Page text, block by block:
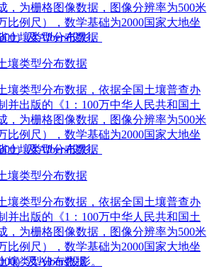
，为栅格图像数据，图像分辨率为500米
比例尺），数学基础为2000国家大地坐
）及Albers投影。
壤类型分布数据
壤类型分布数据，依据全国土壤普查办
并出版的《1：100万中华人民共和国土
，为栅格图像数据，图像分辨率为500米
比例尺），数学基础为2000国家大地坐
）及Albers投影。
壤类型分布数据
壤类型分布数据，依据全国土壤普查办
并出版的《1：100万中华人民共和国土
，为栅格图像数据，图像分辨率为500米
比例尺），数学基础为2000国家大地坐
）及Albers投影。